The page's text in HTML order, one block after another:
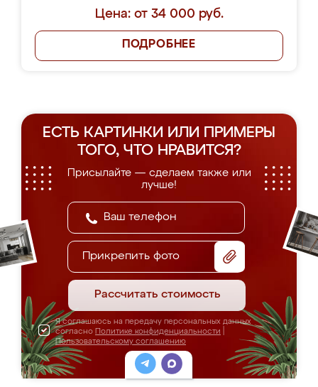
Цена: от 34 000 руб.
ПОДРОБНЕЕ
ЕСТЬ КАРТИНКИ ИЛИ ПРИМЕРЫ
ТОГО, ЧТО НРАВИТСЯ?
Присылайте — сделаем также или
лучше!
Прикрепить фото
Рассчитать стоимость
Я соглашаюсь на передачу персональных данных
согласно Политике конфиденциальности
Пользовательскому соглашению